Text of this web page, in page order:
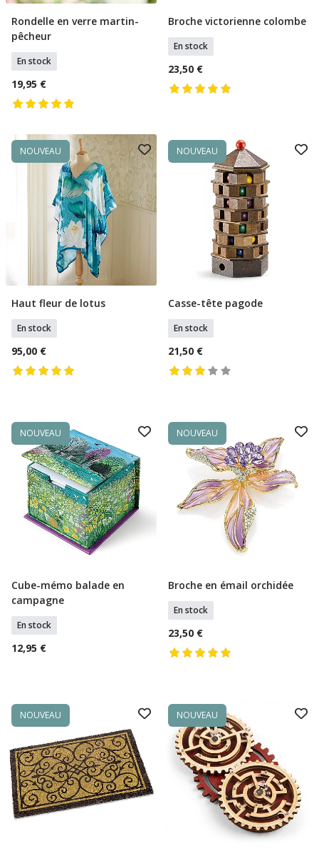
Ajouter Au Panier
Rondelle en verre martin-
pêcheur
En stock
19,95 €
Ajouter Au Panier
Broche victorienne colombe
En stock
23,50 €
NOUVEAU
Ajouter Au Panier
Haut fleur de lotus
En stock
95,00 €
NOUVEAU
Ajouter Au Panier
Casse-tête pagode
En stock
21,50 €
NOUVEAU
Ajouter Au Panier
Cube-mémo balade en
campagne
En stock
12,95 €
NOUVEAU
Ajouter Au Panier
Broche en émail orchidée
En stock
23,50 €
NOUVEAU NOUVEAU